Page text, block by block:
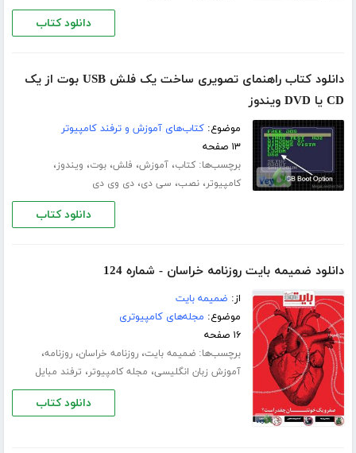
دانلود کتاب
دانلود کتاب راهنمای تصویری ساخت یک فلش USB بوت از یک
CD یا DVD ویندوز
موضوع:کتاب‌های آموزش و ترفند کامپیوتر
۱۳ صفحه
برچسب‌ها:کتاب،آموزش، فلش،بوت، ویندوز،
کامپیوتر،نصب، سی دی،دی وی دی
دانلود کتاب
دانلود ضمیمه بایت روزنامه خراسان - شماره 124
از: ضمیمه بایت
موضوع: مجله‌های کامپیوتری
۱۶ صفحه
برچسب‌ها:ضمیمه بایت،روزنامه خراسان،روزنامه،
آموزش زبان انگلیسی، مجله کامپیوتر، ترفند مبایل
دانلود کتاب